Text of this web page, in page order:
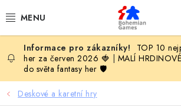
na
KOMPLETNÍ NABÍDKA HER
PODLE VĚKU
TOP 10
her za červen 2026 🍓
MALÍ
do světa fantasy her 🛡️
Deskové a karetní hry